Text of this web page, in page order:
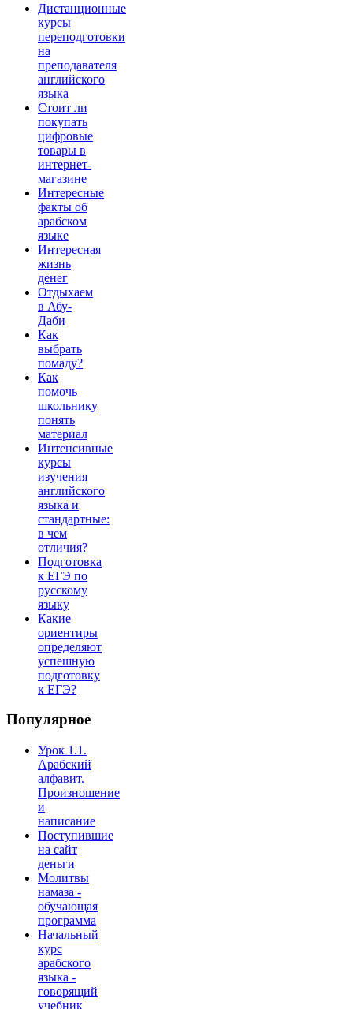
Дистанционные
курсы
переподготовки
на
преподавателя
английского
языка
Стоит ли
покупать
цифровые
товары в
интернет-
магазине
Интересные
факты об
арабском
языке
Интересная
жизнь
денег
Отдыхаем
в Абу-
Даби
Как
выбрать
помаду?
Как
помочь
школьнику
понять
материал
Интенсивные
курсы
изучения
английского
языка и
стандартные:
в чем
отличия?
Подготовка
к ЕГЭ по
русскому
языку
Какие
ориентиры
определяют
успешную
подготовку
к ЕГЭ?
Популярное
Урок 1.1.
Арабский
алфавит.
Произношение
и
написание
Поступившие
на сайт
деньги
Молитвы
намаза -
обучающая
программа
Начальный
курс
арабского
языка -
говорящий
учебник